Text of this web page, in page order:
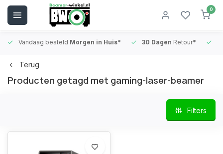
0
Vandaag besteld Morgen in Huis* 30 Dagen Retour*
Terug
Producten getagd met gaming-laser-beamer
Filters